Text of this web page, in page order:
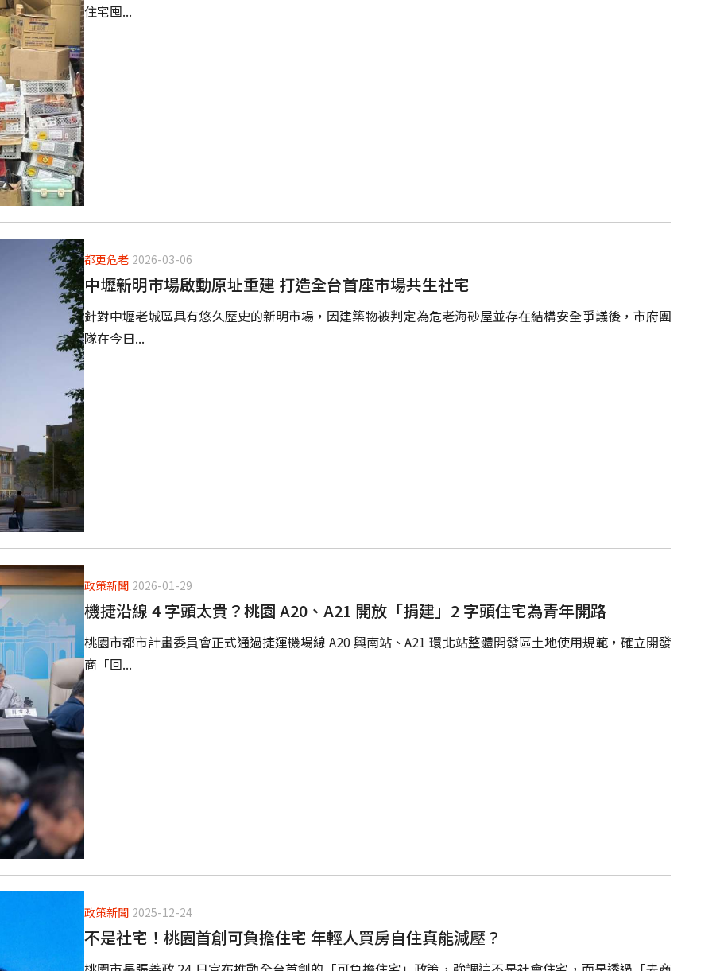
住宅囤...
都更危老 2026-03-06
中壢新明市場啟動原址重建 打造全台首座市場共生社宅
針對中壢老城區具有悠久歷史的新明市場，因建築物被判定為危老海砂屋並存在結構安全爭議後，市府團
隊在今日...
政策新聞 2026-01-29
機捷沿線 4 字頭太貴？桃園 A20、A21 開放「捐建」2 字頭住宅為青年開路
桃園市都市計畫委員會正式通過捷運機場線 A20 興南站、A21 環北站整體開發區土地使用規範，確立開發
商「回...
政策新聞 2025-12-24
不是社宅！桃園首創可負擔住宅 年輕人買房自住真能減壓？